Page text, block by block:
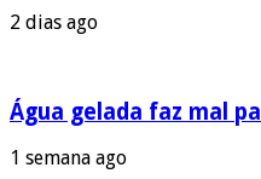
2 dias ago
Água gelada faz mal
1 semana ago